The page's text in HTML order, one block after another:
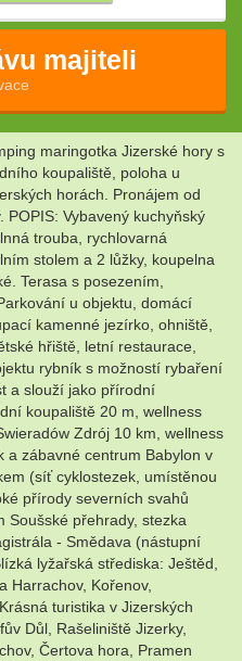
majiteli
maringotka Jizerské hory s
koupaliště, poloha u
horách. Pronájem od
Vybavený kuchyňský
trouba, rychlovarná
stolem a 2 lůžky, koupelna
Terasa s posezením,
u objektu, domácí
kamenné jezírko, ohniště,
hřiště, letní restaurace,
rybník s možností rybaření
a slouží jako přírodní
koupaliště 20 m, wellness
Zdrój 10 km, wellness
a zábavné centrum Babylon v
(síť cyklostezek, umístěnou
přírody severních svahů
Soušské přehrady, stezka
- Smědava (nástupní
lyžařská střediska: Ještěd,
Harrachov, Kořenov,
turistika v Jizerských
Důl, Rašeliniště Jizerky,
Čertova hora, Pramen